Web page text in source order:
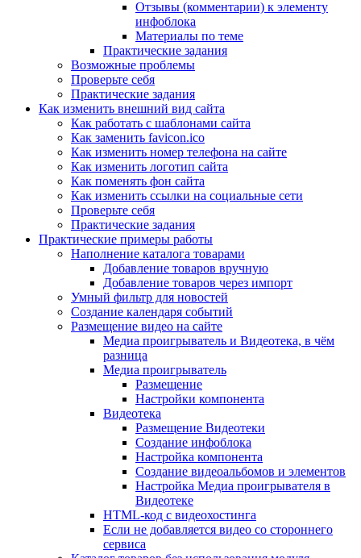
Отзывы (комментарии) к элементу
инфоблока
Материалы по теме
Практические задания
Возможные проблемы
Проверьте себя
Практические задания
Как изменить внешний вид сайта
Как работать с шаблонами сайта
Как заменить favicon.ico
Как изменить номер телефона на сайте
Как изменить логотип сайта
Как поменять фон сайта
Как изменить ссылки на социальные сети
Проверьте себя
Практические задания
Практические примеры работы
Наполнение каталога товарами
Добавление товаров вручную
Добавление товаров через импорт
Умный фильтр для новостей
Создание календаря событий
Размещение видео на сайте
Медиа проигрыватель и Видеотека, в чём
разница
Медиа проигрыватель
Размещение
Настройки компонента
Видеотека
Размещение Видеотеки
Создание инфоблока
Настройка компонента
Создание видеоальбомов и элементов
Настройка Медиа проигрывателя в
Видеотеке
HTML-код с видеохостинга
Если не добавляется видео со стороннего
сервиса